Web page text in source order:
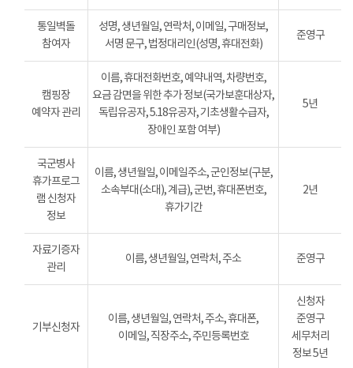
통일벽돌
참여자
성명, 생년월일, 연락처, 이메일, 구매정보,
서명 문구, 법정대리인(성명, 휴대전화)
준영구
캠핑장
예약자 관리
이름, 휴대전화번호, 예약내역, 차량번호,
요금 감면을 위한 추가 정보(국가보훈대상자,
독립유공자, 5.18유공자, 기초생활수급자,
장애인 포함 여부)
5년
국군병사
휴가프로그
램 신청자
정보
이름, 생년월일, 이메일주소, 군인정보(구분,
소속부대(소대), 계급), 군번, 휴대폰번호,
휴가기간
2년
자료기증자
관리
이름, 생년월일, 연락처, 주소 준영구
기부신청자
이름, 생년월일, 연락처, 주소, 휴대폰,
이메일, 직장주소, 주민등록번호
신청자
준영구
세무처리
정보 5년